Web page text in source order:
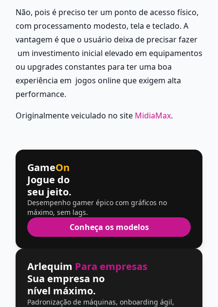
Não, pois é preciso ter um ponto de acesso físico,
com processamento modesto, tela e teclado. A
vantagem é que o usuário deixa de precisar fazer
um investimento inicial elevado em equipamentos
ou upgrades constantes para ter uma boa
experiência em  jogos online que exigem alta
performance.
Originalmente veiculado no site MidiaMax.
GameOn
Jogue do
seu jeito.
Desempenho gamer épico com gráficos no
máximo, sem lags.
Conheça os modelos
Arlequim Para empresas
Sua empresa no
nível máximo.
Padronização de máquinas, onboarding ágil,